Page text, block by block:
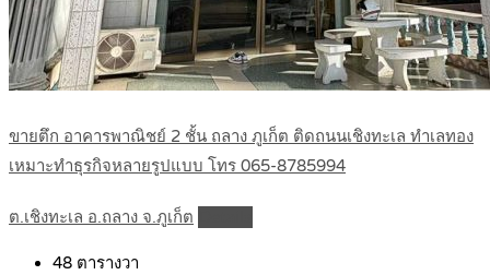
ขายตึก อาคารพาณิชย์ 2 ชั้น ถลาง ภูเก็ต ติดถนนเชิงทะเล ทำเลทอง
เหมาะทำธุรกิจหลายรูปแบบ โทร 065-8785994
ต.เชิงทะเล อ.ถลาง จ.ภูเก็ต
48 ตารางวา